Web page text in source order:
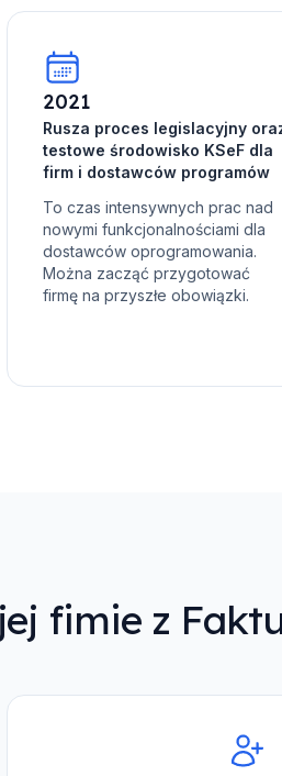
2021
Rusza proces legislacyjny
testowe środowisko KSeF dla
firm i dostawców programów
To czas intensywnych prac nad
nowymi funkcjonalnościami dla
dostawców oprogramowania.
Można zacząć przygotować
firmę na przyszłe obowiązki.
fimie z